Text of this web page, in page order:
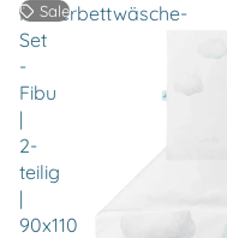
Kinderbettwäsche-
Set
-
Fibu
|
2-
teilig
|
90x110
Sale